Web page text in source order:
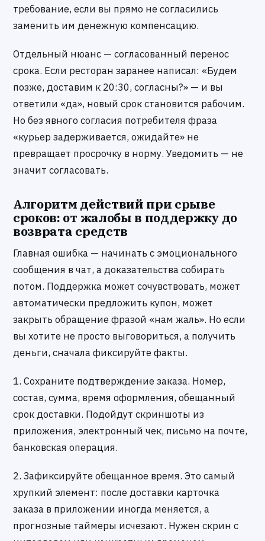
требование, если вы прямо не согласились
заменить им денежную компенсацию.
Отдельный нюанс — согласованный перенос
срока. Если ресторан заранее написал: «Будем
позже, доставим к 20:30, согласны?» — и вы
ответили «да», новый срок становится рабочим.
Но без явного согласия потребителя фраза
«курьер задерживается, ожидайте» не
превращает просрочку в норму. Уведомить — не
значит согласовать.
Алгоритм действий при срыве
сроков: от жалобы в поддержку до
возврата средств
Главная ошибка — начинать с эмоционального
сообщения в чат, а доказательства собирать
потом. Поддержка может сочувствовать, может
автоматически предложить купон, может
закрыть обращение фразой «нам жаль». Но если
вы хотите не просто выговориться, а получить
деньги, сначала фиксируйте факты.
1. Сохраните подтверждение заказа. Номер,
состав, сумма, время оформления, обещанный
срок доставки. Подойдут скриншоты из
приложения, электронный чек, письмо на почте,
банковская операция.
2. Зафиксируйте обещанное время. Это самый
хрупкий элемент: после доставки карточка
заказа в приложении иногда меняется, а
прогнозные таймеры исчезают. Нужен скрин с